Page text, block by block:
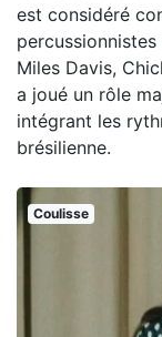
est considéré
Miles Davis,
a joué un rôle
intégrant les
brésilienne.
Coulisse